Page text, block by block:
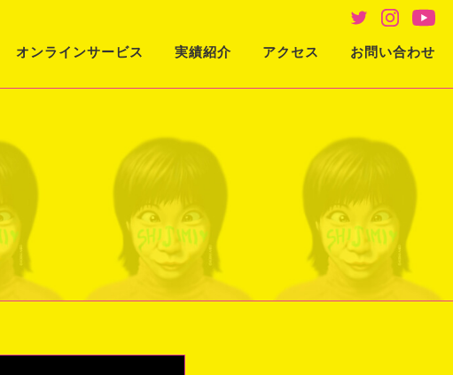
オンラインサービス 実績紹介 アクセス お問い合わせ